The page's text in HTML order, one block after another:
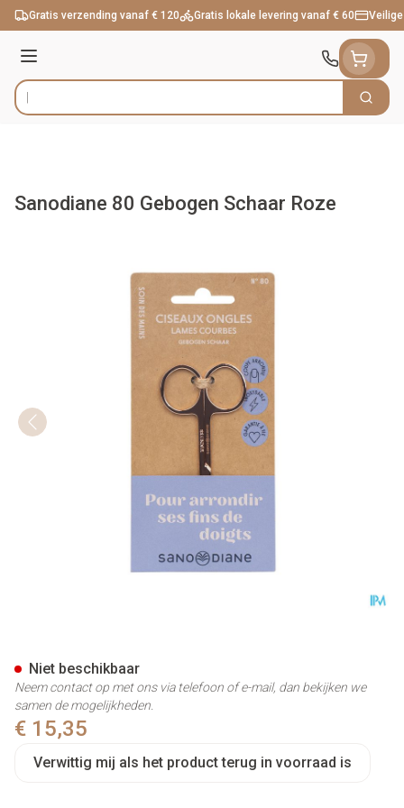
Ga naar de inhoud
Gratis verzending vanaf € 120 Gratis lokale levering vanaf € 60
Menu
Product, merk, categorie... Zoek
Sanodiane 80 Gebogen Schaar Roze
€ 15,35
Verwittig mij als het product terug in voorraad is
Niet beschikbaar
Neem contact op met ons via telefoon of e-mail, dan bekijken we
samen de mogelijkheden.